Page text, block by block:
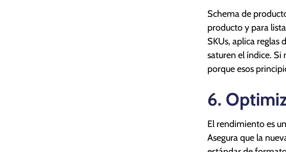
Schema de
producto y para
SKUs, aplica
saturen el índice. Si
porque esos
6.
El rendimiento es
Asegura que la